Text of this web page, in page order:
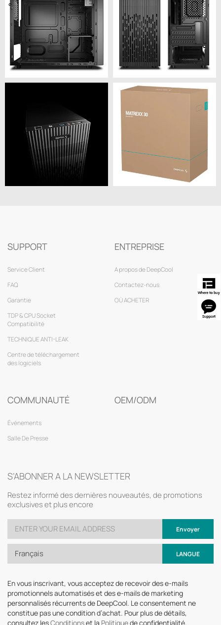
SUPPORT
Service Client
FAQ
Garantie
TDP & CPU Socket
Compatibilité
TECHNIQUE ANTI-LEAK
Centre de téléchargement
des logiciels
ENTREPRISE
A propos de DeepCool
Contactez-nous
OÙ ACHETER
COMMUNAUTÉ
Événements
Salle De Presse
OEM/ODM
S’ABONNER A LA NEWSLETTER
Restez informé des dernières nouveautés, de promotions
exclusives et plus encore
Envoyer
Français LANGUE
En vous inscrivant, vous acceptez de recevoir des e-mails
promotionnels automatisés et des e-mails de marketing
personnalisés récurrents de DeepCool. Le consentement ne
constitue pas une condition d’achat. Pour plus de détails,
consultez lesConditionset la Politiquede confidentialité.